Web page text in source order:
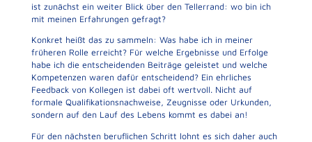
ist zunächst ein weiter Blick über den Tellerrand: wo bin ich
mit meinen Erfahrungen gefragt?
Konkret heißt das zu sammeln: Was habe ich in meiner
früheren Rolle erreicht? Für welche Ergebnisse und Erfolge
habe ich die entscheidenden Beiträge geleistet und welche
Kompetenzen waren dafür entscheidend? Ein ehrliches
Feedback von Kollegen ist dabei oft wertvoll. Nicht auf
formale Qualifikationsnachweise, Zeugnisse oder Urkunden,
sondern auf den Lauf des Lebens kommt es dabei an!
Für den nächsten beruflichen Schritt lohnt es sich daher auch